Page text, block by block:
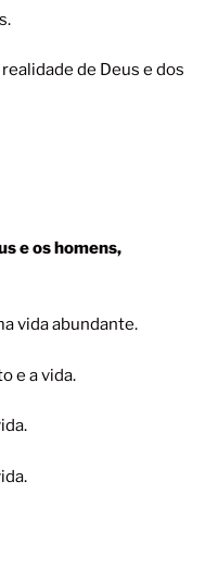
de Deus e dos
e os homens,
vida abundante.
e a vida.